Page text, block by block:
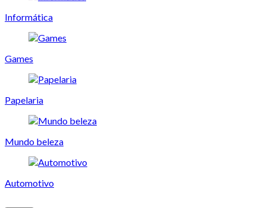
Informática
Games
Papelaria
Mundo beleza
Automotivo